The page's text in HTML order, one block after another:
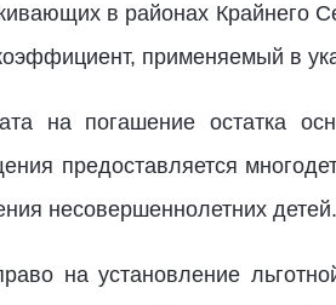
в районах Крайнего
применяемый в
на погашение остатка
предоставляется
несовершеннолетних детей.
на установление